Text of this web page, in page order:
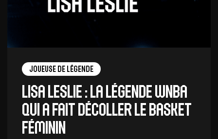
Joueuse de légende
Lisa Leslie : la légende WNBA
qui a fait décoller le basket
féminin